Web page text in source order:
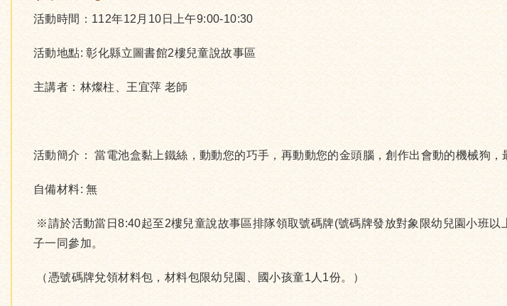
活動時間：112年12月10日上午9:00-10:30
活動地點: 彰化縣立圖書館2樓兒童說故事區
主講者：林燦柱、王宜萍 老師
活動簡介： 當電池盒黏上鐵絲，動動您的巧手，再動動您的金頭腦，創作出會動的機械狗
自備材料: 無
※請於活動當日8:40起至2樓兒童說故事區排隊領取號碼牌(號碼牌發放對象限幼兒園小班
子一同參加。
（憑號碼牌兌領材料包，材料包限幼兒園、國小孩童1人1份。）